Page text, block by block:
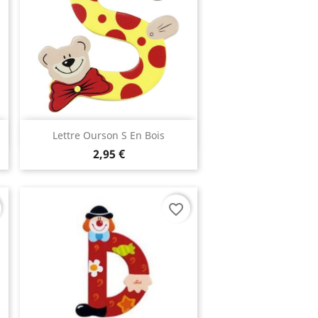
Lettre Ourson S En Bois
2,95 €
Aperçu rapide
favorite_border